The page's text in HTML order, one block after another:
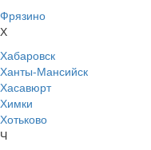
Фрязино
Х
Хабаровск
Ханты-Мансийск
Хасавюрт
Химки
Хотьково
Ч